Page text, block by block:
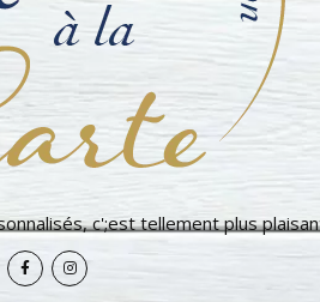
c';est tellement plus